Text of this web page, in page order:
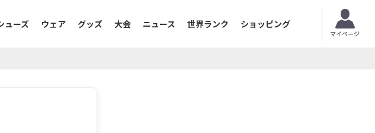
ューズ ウェア グッズ 大会 ニュース 世界ランク ショッピング
マイページ